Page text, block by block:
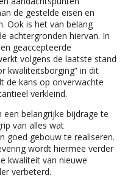
de gestelde eisen en
Ook is het van belang
achtergronden hiervan. In
geaccepteerde
volgens de laatste stand
kwaliteitsborging” in dit
de kans op onverwachte
verkleind.
belangrijke bijdrage te
van alles wat
goed gebouw te realiseren.
wordt hiermee verder
kwaliteit van nieuwe
verbeterd.